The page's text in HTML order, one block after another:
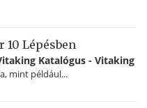
10 Lépésben
Katalógus - Vitaking
mint például...